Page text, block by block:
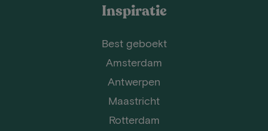
Inspiratie
Best geboekt
Amsterdam
Antwerpen
Maastricht
Rotterdam